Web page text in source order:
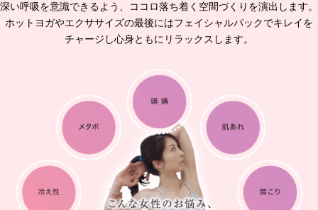
深い呼吸を意識できるよう、ココロ落ち着く空間づくりを演出します。
ホットヨガやエクササイズの最後にはフェイシャルパックでキレイを
チャージし心身ともにリラックスします。